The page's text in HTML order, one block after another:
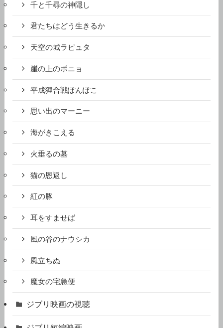
君たちはどう生きるか
天空の城ラピュタ
崖の上のポニョ
平成狸合戦ぽんぽこ
思い出のマーニー
海がきこえる
火垂るの墓
猫の恩返し
紅の豚
耳をすませば
風の谷のナウシカ
風立ちぬ
魔女の宅急便
ジブリ映画の視聴
ジブリ短編映画